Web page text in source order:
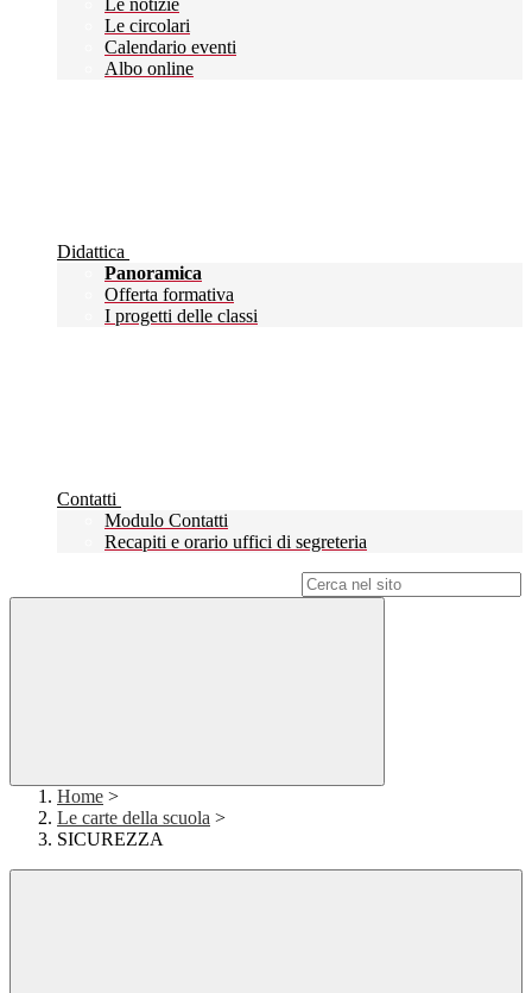
Le notizie
Le circolari
Calendario eventi
Albo online
Didattica
Panoramica
Offerta formativa
I progetti delle classi
Contatti
Modulo Contatti
Recapiti e orario uffici di segreteria
Home >
Le carte della scuola >
SICUREZZA